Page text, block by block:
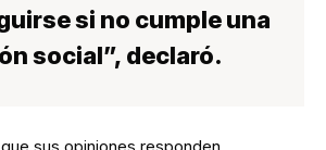
si no cumple una
social”, declaró.